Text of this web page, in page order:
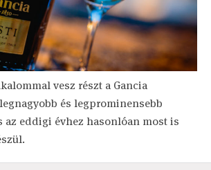
vesz részt a Gancia
és legprominensebb
az eddigi évhez hasonlóan most is